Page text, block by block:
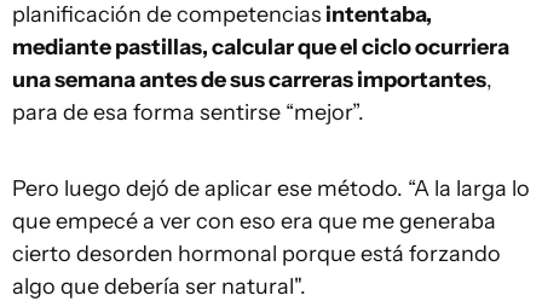
planificación de competencias intentaba,
mediante pastillas, calcular que el ciclo ocurriera
una semana antes de sus carreras importantes,
para de esa forma sentirse “mejor”.
Pero luego dejó de aplicar ese método. “A la larga lo
que empecé a ver con eso era que me generaba
cierto desorden hormonal porque está forzando
algo que debería ser natural".